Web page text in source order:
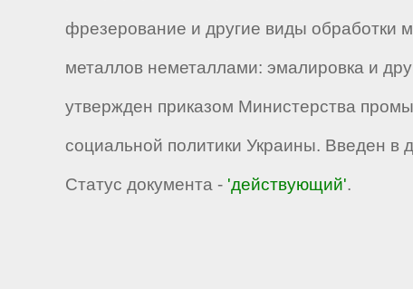
фрезерование и другие виды обработки
металлов неметаллами: эмалировка и
утвержден приказом Министерства
социальной политики Украины. Введен в
Статус документа - 'действующий'.